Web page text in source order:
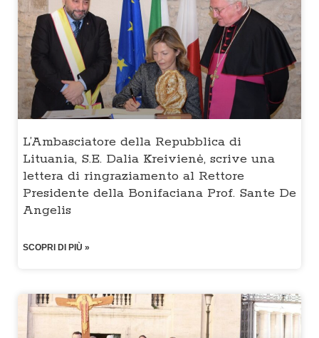
L’Ambasciatore della Repubblica di
Lituania, S.E. Dalia Kreivienė, scrive una
lettera di ringraziamento al Rettore
Presidente della Bonifaciana Prof. Sante De
Angelis
SCOPRI DI PIÙ »